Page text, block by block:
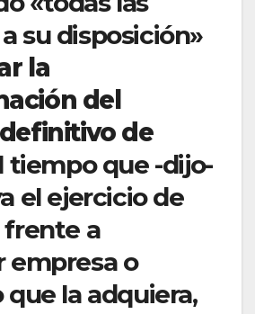
su disposición»
la
del
de
tiempo que -dijo-
el ejercicio de
frente a
empresa o
la adquiera,